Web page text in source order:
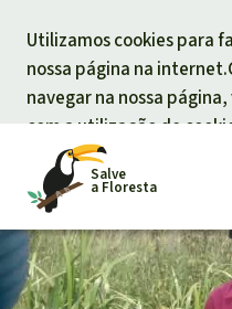
Utilizamos cookies para
nossa página na
navegar na nossa
com a utilização de
Salve
a Floresta
Petições
A sua